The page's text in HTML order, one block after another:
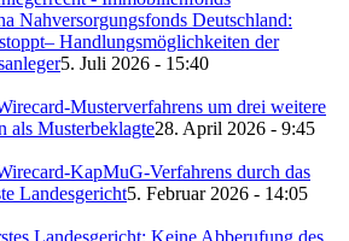
Nahversorgungsfonds Deutschland:
Handlungsmöglichkeiten der
5. Juli 2026 - 15:40
Musterverfahrens um drei weitere
als Musterbeklagte28. April 2026 - 9:45
KapMuG-Verfahrens durch das
Landesgericht5. Februar 2026 - 14:05